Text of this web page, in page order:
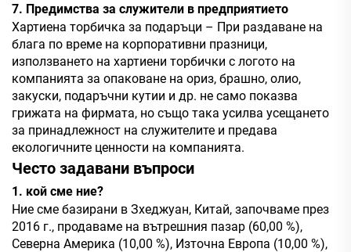
7. Предимства за служители в предприятието
Хартиена торбичка за подаръци – При раздаване на
блага по време на корпоративни празници,
използването на хартиени торбички с логото на
компанията за опаковане на ориз, брашно, олио,
закуски, подаръчни кутии и др. не само показва
грижата на фирмата, но също така усилва усещането
за принадлежност на служителите и предава
екологичните ценности на компанията.
Често задавани въпроси
1. кой сме ние?
Ние сме базирани в Зхеджуан, Китай, започваме през
2016 г., продаваме на вътрешния пазар (60,00 %),
Северна Америка (10,00 %), Източна Европа (10,00 %),